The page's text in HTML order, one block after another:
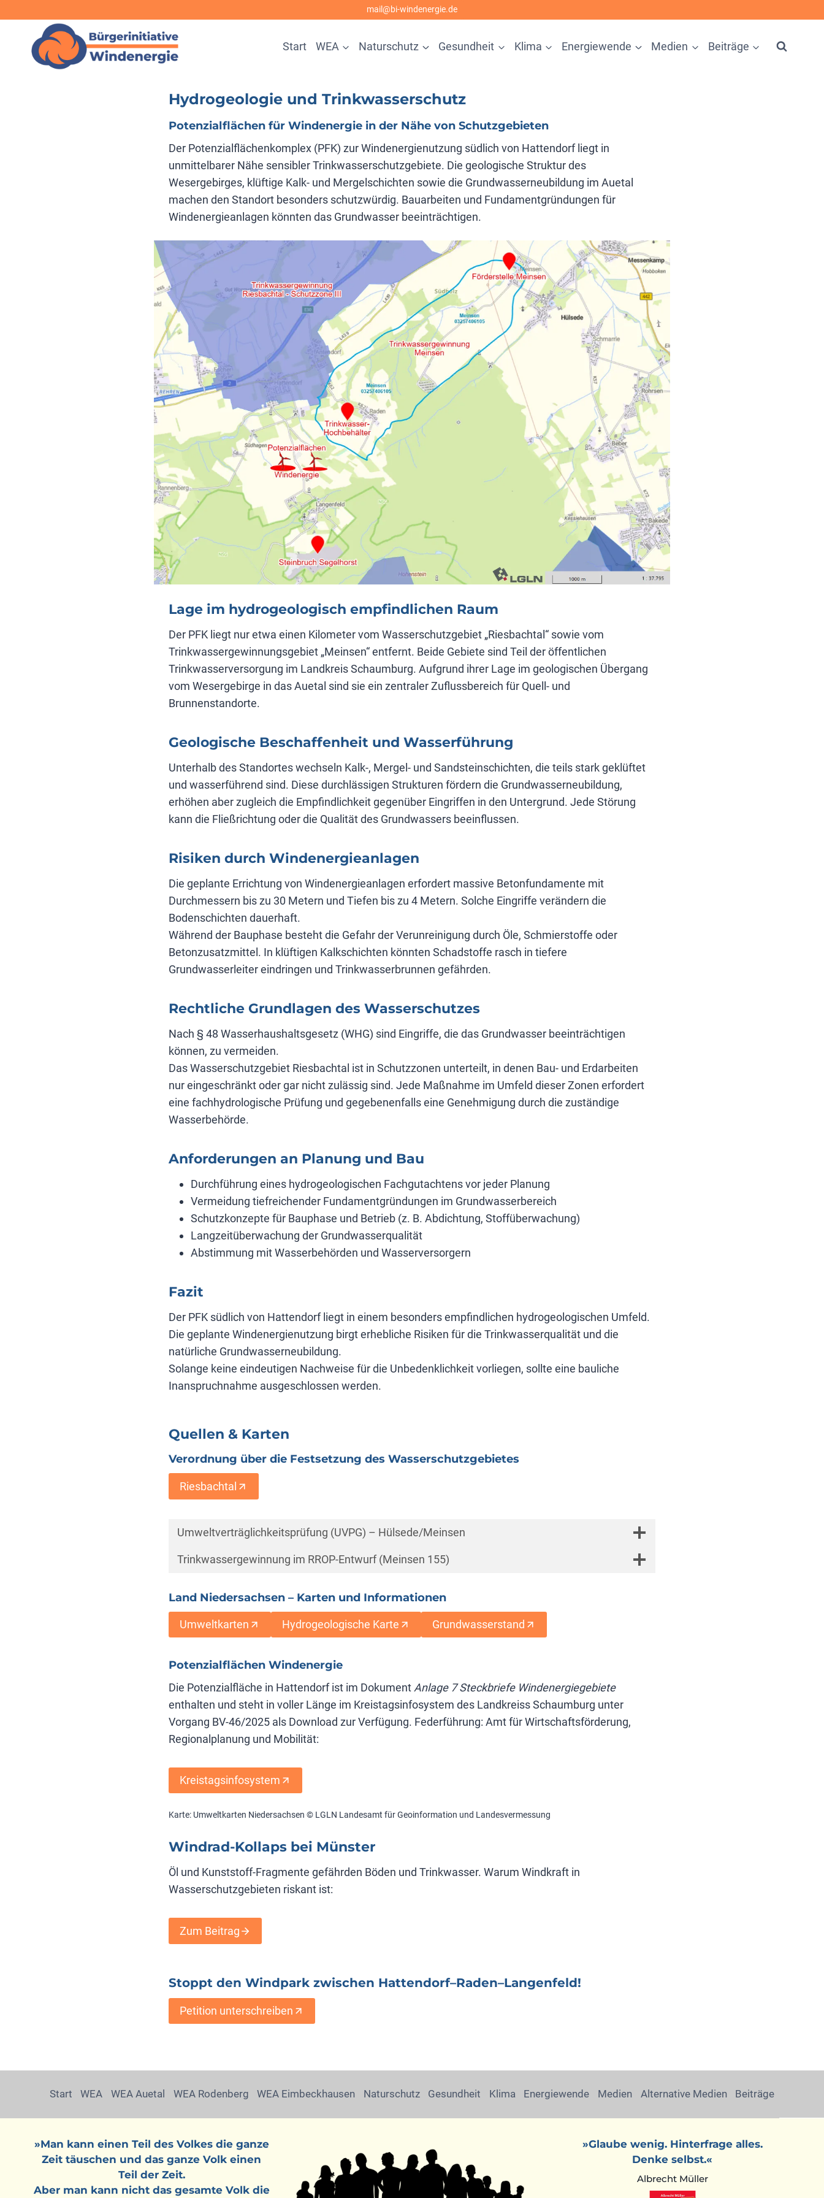
springen
mail@bi-windenergie.de
Start WEA Naturschutz Gesundheit Klima Energiewende Medien Beiträge
Hydrogeologie und Trinkwasserschutz
Potenzialflächen für Windenergie in der Nähe von Schutzgebieten
Der Potenzialflächenkomplex (PFK) zur Windenergienutzung südlich von Hattendorf liegt in
unmittelbarer Nähe sensibler Trinkwasserschutzgebiete. Die geologische Struktur des
Wesergebirges, klüftige Kalk- und Mergelschichten sowie die Grundwasserneubildung im Auetal
machen den Standort besonders schutzwürdig. Bauarbeiten und Fundamentgründungen für
Windenergieanlagen könnten das Grundwasser beeinträchtigen.
Lage im hydrogeologisch empfindlichen Raum
Der PFK liegt nur etwa einen Kilometer vom Wasserschutzgebiet „Riesbachtal“ sowie vom
Trinkwassergewinnungsgebiet „Meinsen“ entfernt. Beide Gebiete sind Teil der öffentlichen
Trinkwasserversorgung im Landkreis Schaumburg. Aufgrund ihrer Lage im geologischen Übergang
vom Wesergebirge in das Auetal sind sie ein zentraler Zuflussbereich für Quell- und
Brunnenstandorte.
Geologische Beschaffenheit und Wasserführung
Unterhalb des Standortes wechseln Kalk-, Mergel- und Sandsteinschichten, die teils stark geklüftet
und wasserführend sind. Diese durchlässigen Strukturen fördern die Grundwasserneubildung,
erhöhen aber zugleich die Empfindlichkeit gegenüber Eingriffen in den Untergrund. Jede Störung
kann die Fließrichtung oder die Qualität des Grundwassers beeinflussen.
Risiken durch Windenergieanlagen
Die geplante Errichtung von Windenergieanlagen erfordert massive Betonfundamente mit
Durchmessern bis zu 30 Metern und Tiefen bis zu 4 Metern. Solche Eingriffe verändern die
Bodenschichten dauerhaft.
Während der Bauphase besteht die Gefahr der Verunreinigung durch Öle, Schmierstoffe oder
Betonzusatzmittel. In klüftigen Kalkschichten könnten Schadstoffe rasch in tiefere
Grundwasserleiter eindringen und Trinkwasserbrunnen gefährden.
Rechtliche Grundlagen des Wasserschutzes
Nach § 48 Wasserhaushaltsgesetz (WHG) sind Eingriffe, die das Grundwasser beeinträchtigen
können, zu vermeiden.
Das Wasserschutzgebiet Riesbachtal ist in Schutzzonen unterteilt, in denen Bau- und Erdarbeiten
nur eingeschränkt oder gar nicht zulässig sind. Jede Maßnahme im Umfeld dieser Zonen erfordert
eine fachhydrologische Prüfung und gegebenenfalls eine Genehmigung durch die zuständige
Wasserbehörde.
Anforderungen an Planung und Bau
Durchführung eines hydrogeologischen Fachgutachtens vor jeder Planung
Vermeidung tiefreichender Fundamentgründungen im Grundwasserbereich
Schutzkonzepte für Bauphase und Betrieb (z. B. Abdichtung, Stoffüberwachung)
Langzeitüberwachung der Grundwasserqualität
Abstimmung mit Wasserbehörden und Wasserversorgern
Fazit
Der PFK südlich von Hattendorf liegt in einem besonders empfindlichen hydrogeologischen Umfeld.
Die geplante Windenergienutzung birgt erhebliche Risiken für die Trinkwasserqualität und die
natürliche Grundwasserneubildung.
Solange keine eindeutigen Nachweise für die Unbedenklichkeit vorliegen, sollte eine bauliche
Inanspruchnahme ausgeschlossen werden.
Quellen & Karten
Verordnung über die Festsetzung des Wasserschutzgebietes
Riesbachtal
Umweltverträglichkeitsprüfung (UVPG) – Hülsede/Meinsen
Trinkwassergewinnung im RROP-Entwurf (Meinsen 155)
Land Niedersachsen – Karten und Informationen
Umweltkarten Hydrogeologische Karte Grundwasserstand
Potenzialflächen Windenergie
Die Potenzialfläche in Hattendorf ist im Dokument Anlage 7 Steckbriefe Windenergiegebiete
enthalten und steht in voller Länge im Kreistagsinfosystem des Landkreiss Schaumburg unter
Vorgang BV-46/2025 als Download zur Verfügung. Federführung: Amt für Wirtschaftsförderung,
Regionalplanung und Mobilität:
Kreistagsinfosystem
Karte: Umweltkarten Niedersachsen © LGLN Landesamt für Geoinformation und Landesvermessung
Windrad-Kollaps bei Münster
Öl und Kunststoff-Fragmente gefährden Böden und Trinkwasser. Warum Windkraft in
Wasserschutzgebieten riskant ist:
Zum Beitrag
Stoppt den Windpark zwischen Hattendorf–Raden–Langenfeld!
Petition unterschreiben
Start WEA WEA Auetal WEA Rodenberg WEA Eimbeckhausen Naturschutz Gesundheit Klima Energiewende Medien Alternative Medien Beiträge
»Man kann einen Teil des Volkes die ganze
Zeit täuschen und das ganze Volk einen
Teil der Zeit.
Aber man kann nicht das gesamte Volk die
»Glaube wenig. Hinterfrage alles.
Denke selbst.«
Albrecht Müller